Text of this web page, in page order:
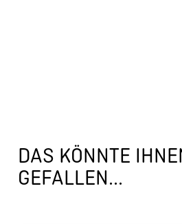
DAS KÖNNTE
GEFALLEN...